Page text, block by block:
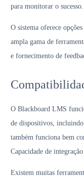
para monitorar o sucesso.
O sistema oferece
ampla gama de
e fornecimento de
O Blackboard LMS
de dispositivos,
também funciona bem
Capacidade de integração
Existem muitas